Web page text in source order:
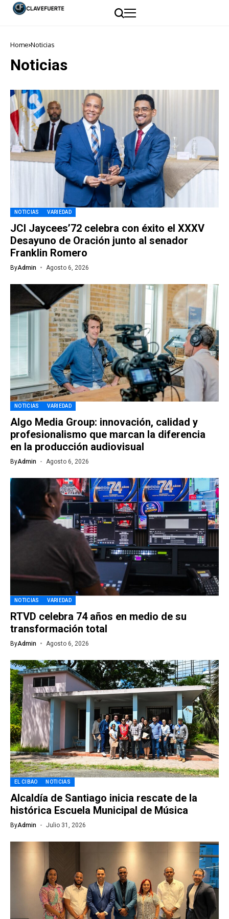
Home Noticias
Noticias
NOTICIAS VARIEDAD
JCI Jaycees’72 celebra con éxito el XXXV
Desayuno de Oración junto al senador
Franklin Romero
ByAdmin Agosto 6, 2026
NOTICIAS VARIEDAD
Algo Media Group: innovación, calidad y
profesionalismo que marcan la diferencia
en la producción audiovisual
ByAdmin Agosto 6, 2026
NOTICIAS VARIEDAD
RTVD celebra 74 años en medio de su
transformación total
ByAdmin Agosto 6, 2026
EL CIBAO NOTICIAS
Alcaldía de Santiago inicia rescate de la
histórica Escuela Municipal de Música
ByAdmin Julio 31, 2026